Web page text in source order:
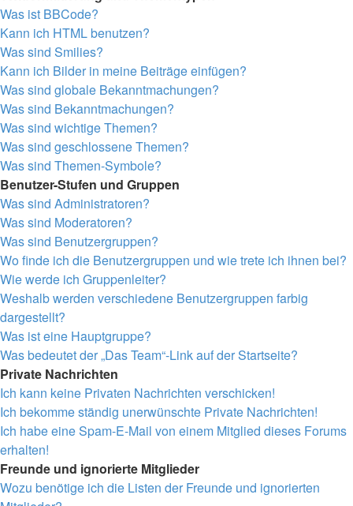
Was ist BBCode?
Kann ich HTML benutzen?
Was sind Smilies?
Kann ich Bilder in meine Beiträge einfügen?
Was sind globale Bekanntmachungen?
Was sind Bekanntmachungen?
Was sind wichtige Themen?
Was sind geschlossene Themen?
Was sind Themen-Symbole?
Benutzer-Stufen und Gruppen
Was sind Administratoren?
Was sind Moderatoren?
Was sind Benutzergruppen?
Wo finde ich die Benutzergruppen und wie trete ich ihnen bei?
Wie werde ich Gruppenleiter?
Weshalb werden verschiedene Benutzergruppen farbig
dargestellt?
Was ist eine Hauptgruppe?
Was bedeutet der „Das Team“-Link auf der Startseite?
Private Nachrichten
Ich kann keine Privaten Nachrichten verschicken!
Ich bekomme ständig unerwünschte Private Nachrichten!
Ich habe eine Spam-E-Mail von einem Mitglied dieses Forums
erhalten!
Freunde und ignorierte Mitglieder
Wozu benötige ich die Listen der Freunde und ignorierten